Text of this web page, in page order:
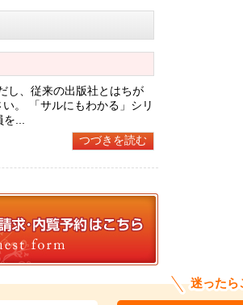
し、従来の出版社とはちが
。 「サルにもわかる」シリ
を...
つづきを読む
迷ったら